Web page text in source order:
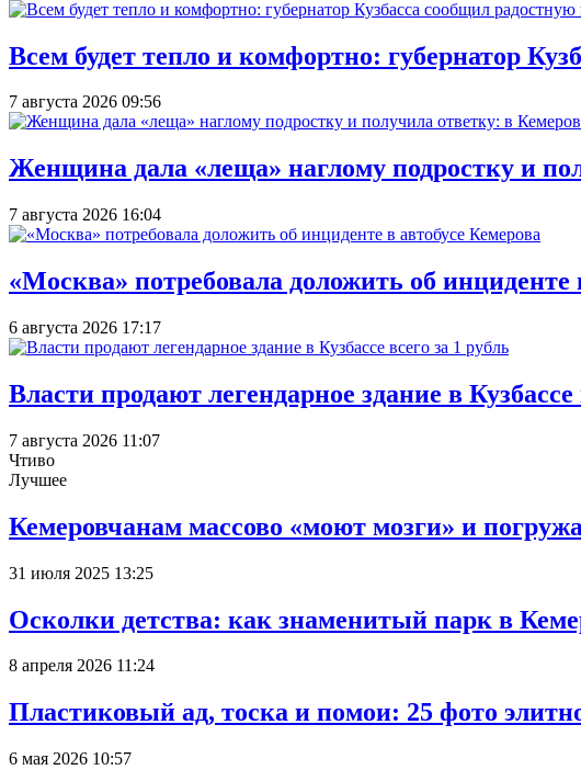
Всем будет тепло и комфортно: губернатор
7 августа 2026 09:56
Женщина дала «леща» наглому подростку и
7 августа 2026 16:04
«Москва» потребовала доложить об инциденте
6 августа 2026 17:17
Власти продают легендарное здание в Кузбассе
7 августа 2026 11:07
Чтиво
Лучшее
Кемеровчанам массово «моют мозги» и
31 июля 2025 13:25
Осколки детства: как знаменитый парк в
8 апреля 2026 11:24
Пластиковый ад, тоска и помои: 25 фото
6 мая 2026 10:57